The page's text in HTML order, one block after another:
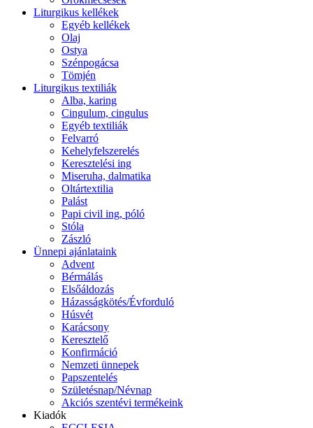
Liturgikus kellékek
Egyéb kellékek
Olaj
Ostya
Szénpogácsa
Tömjén
Liturgikus textiliák
Alba, karing
Cingulum, cingulus
Egyéb textiliák
Felvarró
Kehelyfelszerelés
Keresztelési ing
Miseruha, dalmatika
Oltártextilia
Palást
Papi civil ing, póló
Stóla
Zászló
Ünnepi ajánlataink
Advent
Bérmálás
Elsőáldozás
Házasságkötés/Évforduló
Húsvét
Karácsony
Keresztelő
Konfirmáció
Nemzeti ünnepek
Papszentelés
Születésnap/Névnap
Akciós szentévi termékeink
Kiadók